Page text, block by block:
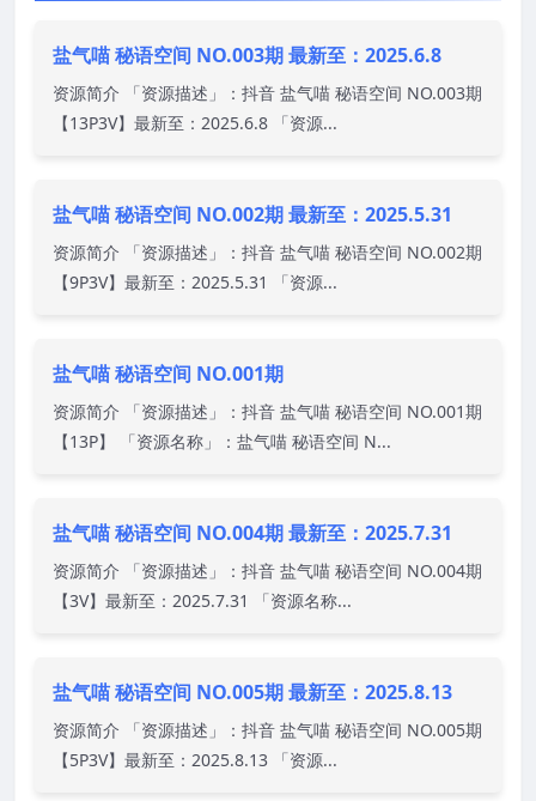
盐气喵 秘语空间 NO.003期 最新至：2025.6.8
资源简介 「资源描述」：抖音 盐气喵 秘语空间 NO.003期
【13P3V】最新至：2025.6.8 「资源...
盐气喵 秘语空间 NO.002期 最新至：2025.5.31
资源简介 「资源描述」：抖音 盐气喵 秘语空间 NO.002期
【9P3V】最新至：2025.5.31 「资源...
盐气喵 秘语空间 NO.001期
资源简介 「资源描述」：抖音 盐气喵 秘语空间 NO.001期
【13P】 「资源名称」：盐气喵 秘语空间 N...
盐气喵 秘语空间 NO.004期 最新至：2025.7.31
资源简介 「资源描述」：抖音 盐气喵 秘语空间 NO.004期
【3V】最新至：2025.7.31 「资源名称...
盐气喵 秘语空间 NO.005期 最新至：2025.8.13
资源简介 「资源描述」：抖音 盐气喵 秘语空间 NO.005期
【5P3V】最新至：2025.8.13 「资源...